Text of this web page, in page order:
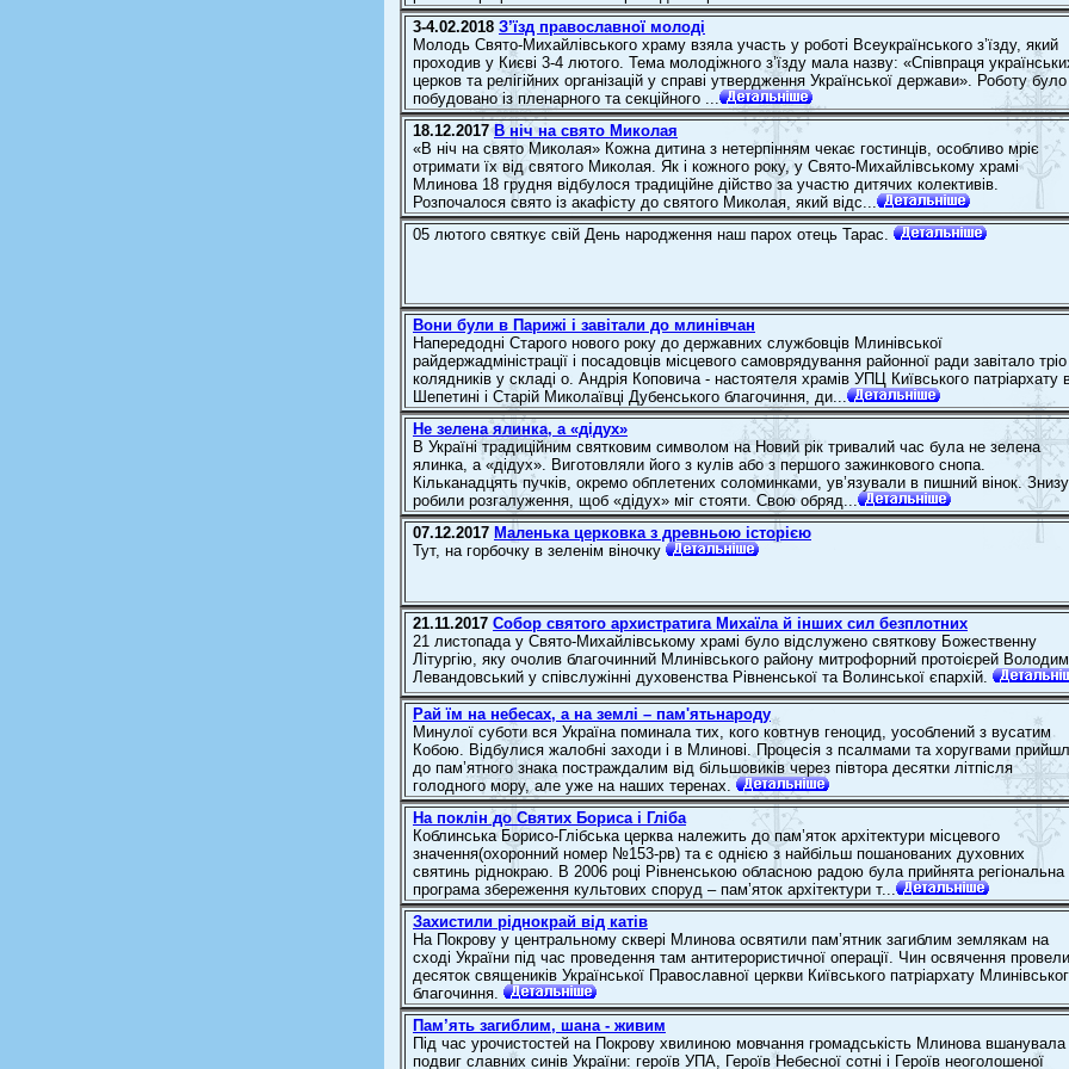
3-4.02.2018 З’їзд православної молоді
Молодь Свято-Михайлівського храму взяла участь у роботі Всеукраїнського з’їзду, який
проходив у Києві 3-4 лютого. Тема молодіжного з’їзду мала назву: «Співпраця
церков та релігійних організацій у справі утвердження Української держави». Роботу було
побудовано із пленарного та секційного ...
18.12.2017В ніч на свято Миколая
«В ніч на свято Миколая» Кожна дитина з нетерпінням чекає гостинців, особливо мріє
отримати їх від святого Миколая. Як і кожного року, у Свято-Михайлівському храмі
Млинова 18 грудня відбулося традиційне дійство за участю дитячих колективів.
Розпочалося свято із акафісту до святого Миколая, який відс...
05 лютого святкує свій День народження наш парох отець Тарас.
Вони були в Парижі і завітали до млинівчан
Напередодні Старого нового року до державних службовців Млинівської
райдержадміністрації і посадовців місцевого самоврядування районної ради завітало тріо
колядників у складі о. Андрія Коповича - настоятеля храмів УПЦ Київського патріархату
Шепетині і Старій Миколаївці Дубенського благочиння, ди...
Не зелена ялинка, а «дідух»
В Україні традиційним святковим символом на Новий рік тривалий час була не зелена
ялинка, а «дідух». Виготовляли його з кулів або з першого зажинкового снопа.
Кільканадцять пучків, окремо обплетених соломинками, ув’язували в пишний вінок. Знизу
робили розгалуження, щоб «дідух» міг стояти. Свою обряд...
07.12.2017 Маленька церковка з древньою історією
Тут, на горбочку в зеленім віночку
21.11.2017 Собор святого архистратига Михаїла й інших сил безплотних
21 листопада у Свято-Михайлівському храмі було відслужено святкову Божественну
Літургію, яку очолив благочинний Млинівського району митрофорний протоієрей
Левандовський у співслужінні духовенства Рівненської та Волинської єпархій.
Рай їм на небесах, а на землі – пам'ятьнароду
Минулої суботи вся Україна поминала тих, кого ковтнув геноцид, уособлений з вусатим
Кобою. Відбулися жалобні заходи і в Млинові. Процесія з псалмами та хоругвами
до пам’ятного знака постраждалим від більшовиків через півтора десятки літпісля
голодного мору, але уже на наших теренах.
На поклін до Святих Бориса і Гліба
Коблинська Борисо-Глібська церква належить до пам’яток архітектури місцевого
значення(охоронний номер №153-рв) та є однією з найбільш пошанованих духовних
святинь ріднокраю. В 2006 році Рівненською обласною радою була прийнята регіональна
програма збереження культових споруд – пам’яток архітектури т...
Захистили ріднокрай від катів
На Покрову у центральному сквері Млинова освятили пам’ятник загиблим землякам на
сході України під час проведення там антитерористичної операції. Чин освячення провели
десяток священиків Української Православної церкви Київського патріархату
благочиння.
Пам’ять загиблим, шана - живим
Під час урочистостей на Покрову хвилиною мовчання громадськість Млинова вшанувала
подвиг славних синів України: героїв УПА, Героїв Небесної сотні і Героїв неоголошеної